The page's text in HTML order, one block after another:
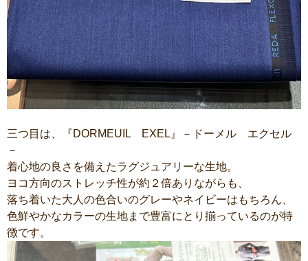
三つ目は、『DORMEUIL EXEL』－ドーメル エクセル
－
着心地の良さを備えたラグジュアリーな生地。
ヨコ方向のストレッチ性が約２倍ありながらも、
落ち着いた大人の色合いのグレーやネイビーはもちろん、
色鮮やかなカラーの生地まで豊富にとり揃っているのが特
徴です。